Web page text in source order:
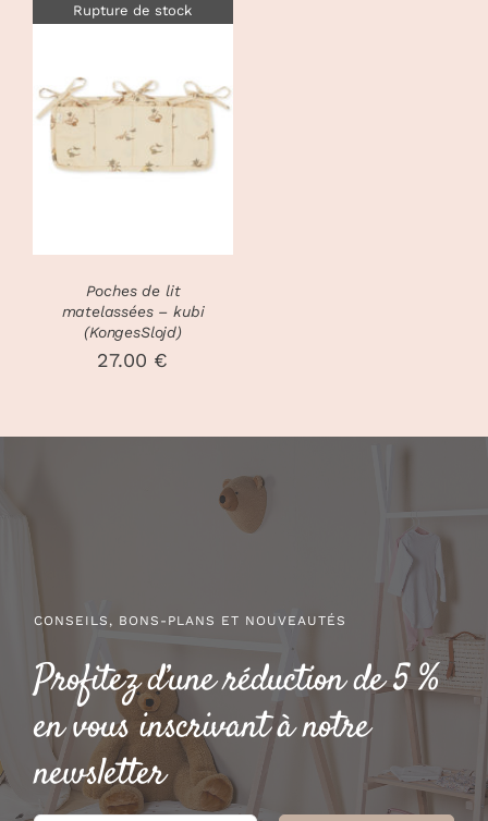
Rupture de stock
DÉTAILS
Poches de lit
matelassées – kubi
(KongesSlojd)
27.00 €
CONSEILS, BONS-PLANS ET NOUVEAUTÉS
Profitez d’une réduction de 5 %
en vous inscrivant à notre
newsletter